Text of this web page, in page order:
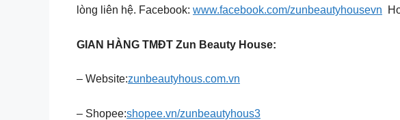
lòng liên hệ. Facebook: www.facebook.com/zunbeautyhousevn
GIAN HÀNG TMĐT Zun Beauty House:
– Website:zunbeautyhous.com.vn
– Shopee:shopee.vn/zunbeautyhous3